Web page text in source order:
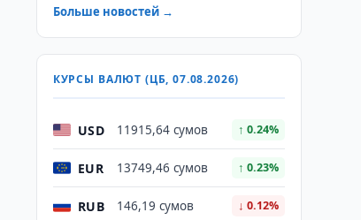
Больше новостей →
КУРСЫ ВАЛЮТ (ЦБ, 07.08.2026)
USD 11915,64 сумов ↑ 0.24%
EUR 13749,46 сумов ↑ 0.23%
RUB 146,19 сумов ↓ 0.12%